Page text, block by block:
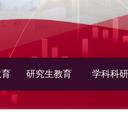
研究生教育 学科科研